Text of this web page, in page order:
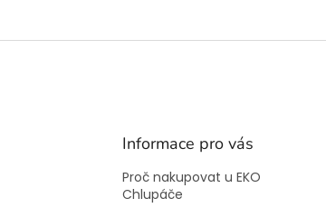
Informace pro vás
Proč nakupovat u EKO
Chlupáče